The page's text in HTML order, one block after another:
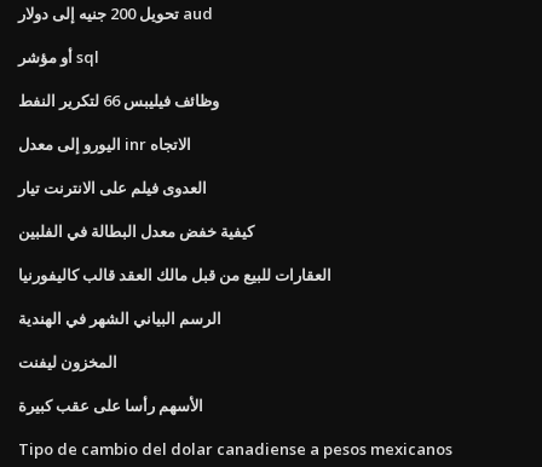
تحويل 200 جنيه إلى دولار aud
أو مؤشر sql
وظائف فيليبس 66 لتكرير النفط
اليورو إلى معدل inr الاتجاه
العدوى فيلم على الانترنت تيار
كيفية خفض معدل البطالة في الفلبين
العقارات للبيع من قبل مالك العقد قالب كاليفورنيا
الرسم البياني الشهر في الهندية
المخزون ليفنت
الأسهم رأسا على عقب كبيرة
Tipo de cambio del dolar canadiense a pesos mexicanos